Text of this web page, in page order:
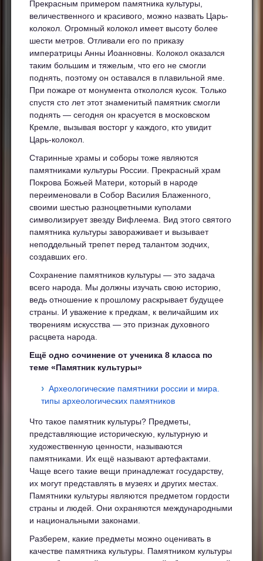
Прекрасным примером памятника культуры,
величественного и красивого, можно назвать Царь-
колокол. Огромный колокол имеет высоту более
шести метров. Отливали его по приказу
императрицы Анны Иоанновны. Колокол оказался
таким большим и тяжелым, что его не смогли
поднять, поэтому он оставался в плавильной яме.
При пожаре от монумента откололся кусок. Только
спустя сто лет этот знаменитый памятник смогли
поднять — сегодня он красуется в московском
Кремле, вызывая восторг у каждого, кто увидит
Царь-колокол.
Старинные храмы и соборы тоже являются
памятниками культуры России. Прекрасный храм
Покрова Божьей Матери, который в народе
переименовали в Собор Василия Блаженного,
своими шестью разноцветными куполами
символизирует звезду Вифлеема. Вид этого святого
памятника культуры завораживает и вызывает
неподдельный трепет перед талантом зодчих,
создавших его.
Сохранение памятников культуры — это задача
всего народа. Мы должны изучать свою историю,
ведь отношение к прошлому раскрывает будущее
страны. И уважение к предкам, к величайшим их
творениям искусства — это признак духовного
расцвета народа.
Ещё одно сочинение от ученика 8 класса по
теме «Памятник культуры»
Археологические памятники россии и мира.
типы археологических памятников
Что такое памятник культуры? Предметы,
представляющие историческую, культурную и
художественную ценности, называются
памятниками. Их ещё называют артефактами.
Чаще всего такие вещи принадлежат государству,
их могут представлять в музеях и других местах.
Памятники культуры являются предметом гордости
страны и людей. Они охраняются международными
и национальными законами.
Разберем, какие предметы можно оценивать в
качестве памятника культуры. Памятником культуры